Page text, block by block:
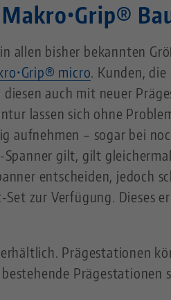
allen bisher bekannten
micro. Kunden,
auch mit neuer
lassen sich ohne
aufnehmen – sogar bei
gilt, gilt
entscheiden, jedoch
zur Verfügung. Dieses
Prägestationen
Prägestationen